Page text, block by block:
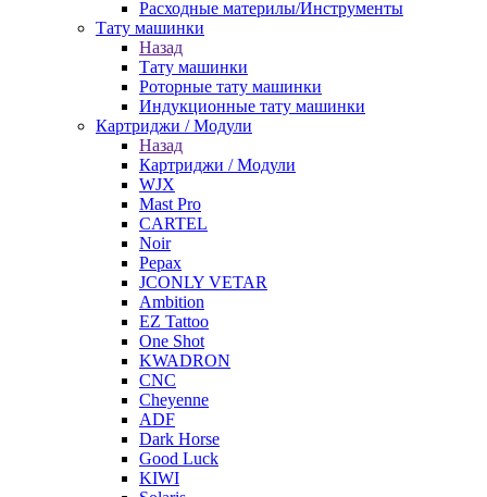
Расходные материлы/Инструменты
Тату машинки
Назад
Тату машинки
Роторные тату машинки
Индукционные тату машинки
Картриджи / Модули
Назад
Картриджи / Модули
WJX
Mast Pro
CARTEL
Noir
Pepax
JCONLY VETAR
Ambition
EZ Tattoo
One Shot
KWADRON
CNC
Cheyenne
ADF
Dark Horse
Good Luck
KIWI